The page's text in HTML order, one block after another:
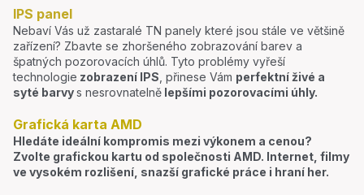
IPS panel
Nebaví Vás už zastaralé TN panely které jsou stále ve většině
zařízení? Zbavte se zhoršeného zobrazování barev a
špatných pozorovacích úhlů. Tyto problémy vyřeší
technologie zobrazení IPS, přinese Vám perfektní živé a
syté barvys nesrovnatelně lepšími pozorovacími úhly.
Grafická karta AMD
Hledáte ideální kompromis mezi výkonem a cenou?
Zvolte grafickou kartu od společnosti AMD. Internet, filmy
ve vysokém rozlišení, snazší grafické práce i hraní her.